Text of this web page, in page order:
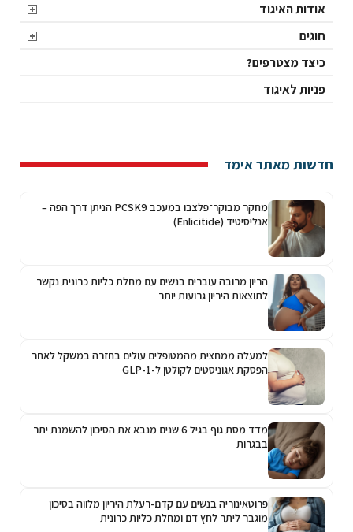
אודות האיגוד
חוגים
כיצד מצטרפים?
פניות לאיגוד
חדשות מאתר אימד
מחקר מבוקר־פלצבו במעכב PCSK9 הניתן דרך הפה –
אנליסיטיד (Enlicitide)
הריון מרובה עוברים בנשים עם מחלת כליות כרונית נקשר
לתוצאות היריון גרועות יותר
למעלה ממחצית מהמטופלים עולים בחזרה במשקל לאחר
הפסקת אגוניסטים לקולטן ל-GLP-1
מדד מסת גוף בגיל 6 שנים מנבא את הסיכון להשמנת יתר
בבגרות
פרוטאינוריה בנשים עם קדם-רעלת היריון מלווה בסיכון
מוגבר ליתר לחץ דם ומחלת כליות כרונית